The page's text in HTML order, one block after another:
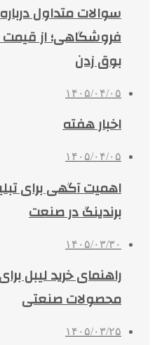
سوالات متداول
فروشگاهی؛ از
بوق زدن
۱۴۰۵/۰۴/۰۵
اخبار هفته
۱۴۰۵/۰۴/۰۵
اهمیت آگهی برای
برندینگ در صنعت
۱۴۰۵/۰۳/۳۰
راهنمای خرید لیبل
محصولات صنعتی
۱۴۰۵/۰۳/۲۵